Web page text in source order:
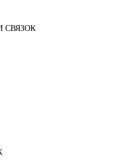
СВЯЗОК